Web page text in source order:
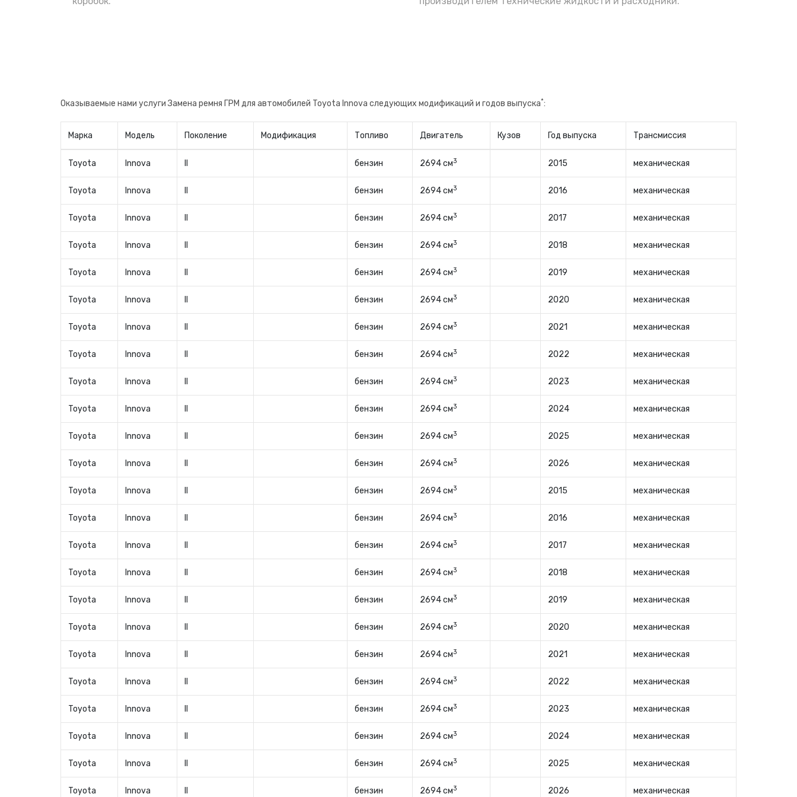
Оказываемые нами услуги Замена ремня ГРМ для автомобилей Toyota Innova следующих модификаций и годов выпуска*:
Марка Модель Поколение Модификация Топливо Двигатель Кузов Год выпуска Трансмиссия
Toyota Innova бензин 2694 см3 2015 механическая
Toyota Innova бензин 2694 см3 2016 механическая
Toyota Innova бензин 2694 см3 2017 механическая
Toyota Innova бензин 2694 см3 2018 механическая
Toyota Innova бензин 2694 см3 2019 механическая
Toyota Innova бензин 2694 см3 2020 механическая
Toyota Innova бензин 2694 см3 2021 механическая
Toyota Innova бензин 2694 см3 2022 механическая
Toyota Innova бензин 2694 см3 2023 механическая
Toyota Innova бензин 2694 см3 2024 механическая
Toyota Innova бензин 2694 см3 2025 механическая
Toyota Innova бензин 2694 см3 2026 механическая
Toyota Innova бензин 2694 см3 2015 механическая
Toyota Innova бензин 2694 см3 2016 механическая
Toyota Innova бензин 2694 см3 2017 механическая
Toyota Innova бензин 2694 см3 2018 механическая
Toyota Innova бензин 2694 см3 2019 механическая
Toyota Innova бензин 2694 см3 2020 механическая
Toyota Innova бензин 2694 см3 2021 механическая
Toyota Innova бензин 2694 см3 2022 механическая
Toyota Innova бензин 2694 см3 2023 механическая
Toyota Innova бензин 2694 см3 2024 механическая
Toyota Innova бензин 2694 см3 2025 механическая
Toyota Innova бензин 2694 см3 2026 механическая